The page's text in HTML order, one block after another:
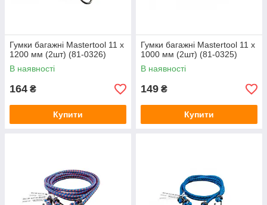
Гумки багажні Mastertool 11 x
1200 мм (2шт) (81-0326)
В наявності
164 ₴
Купити
Гумки багажні Mastertool 11 x
1000 мм (2шт) (81-0325)
В наявності
149 ₴
Купити